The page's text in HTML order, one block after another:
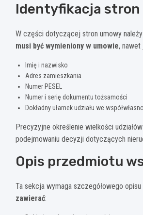
Identyfikacja stron
W części dotyczącej stron umowy
musi być wymieniony w umowie, nawet
Imię i nazwisko
Adres zamieszkania
Numer PESEL
Numer i serię dokumentu tożsamości
Dokładny ułamek udziału we
Precyzyjne określenie wielkości
podejmowaniu decyzji dotyczących
Opis przedmiotu
Ta sekcja wymaga szczegółowego
zawierać: